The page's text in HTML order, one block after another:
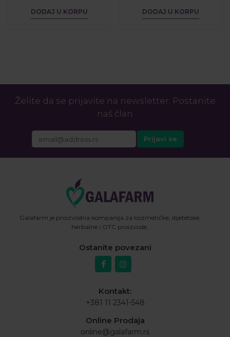
DODAJ U KORPU DODAJ U KORPU
Želite da se prijavite na newsletter. Postanite
naš član
Galafarm je proizvodna kompanija za kozmetičke, dijetetske,
herbalne i OTC proizvode.
Ostanite povezani
Kontakt:
+381 11 2341-548
Online Prodaja
online@galafarm.rs